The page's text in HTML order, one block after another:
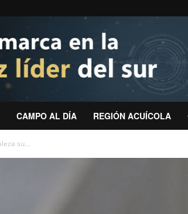
CAMPO AL DÍA REGIÓN ACUÍCOLA
su...